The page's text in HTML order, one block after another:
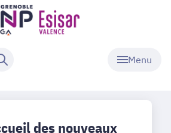
Menu
des nouveaux